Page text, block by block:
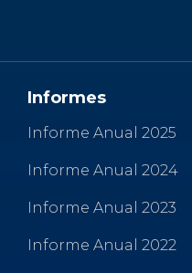
o
k
p
Informes
Informe Anual 2025
Informe Anual 2024
Informe Anual 2023
Informe Anual 2022